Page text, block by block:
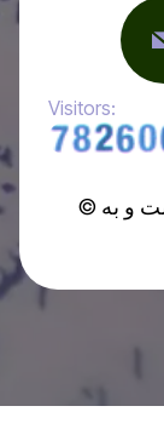
Visitors:
© بدون حق نشر - می‌توانید کپی، پیست و به